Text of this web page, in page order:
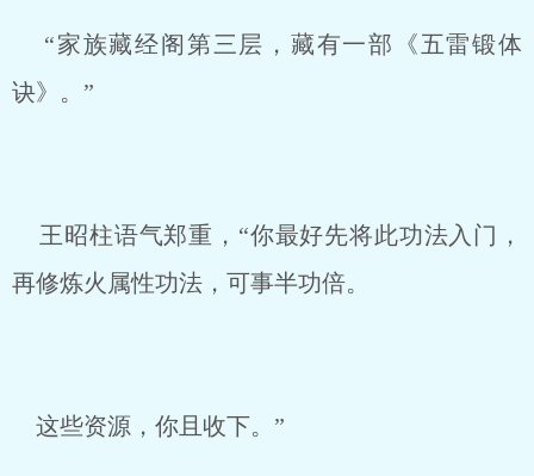
“家族藏经阁第三层，藏有一部《五雷锻体
诀》。”
王昭柱语气郑重，“你最好先将此功法入门，
再修炼火属性功法，可事半功倍。
这些资源，你且收下。”